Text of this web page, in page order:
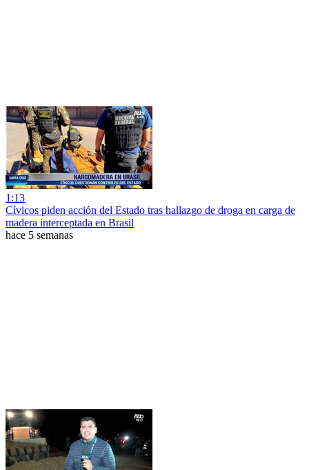
1:13
Cívicos piden acción del Estado tras hallazgo de droga en carga de
madera interceptada en Brasil
hace 5 semanas